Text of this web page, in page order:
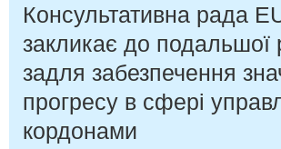
Консультативна рада
закликає до подальшої
задля забезпечення
прогресу в сфері
кордонами